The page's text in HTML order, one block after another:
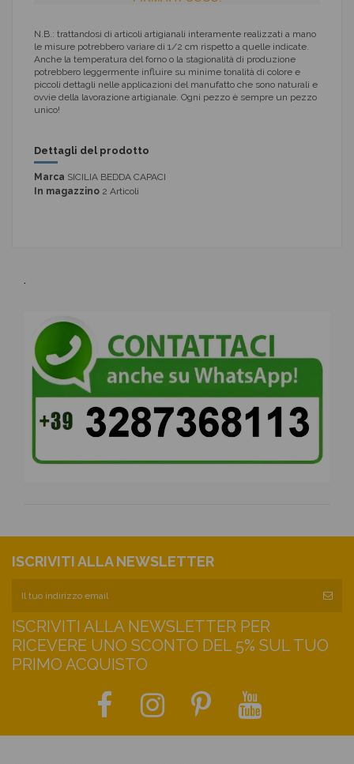
N.B.: trattandosi di articoli artigianali interamente realizzati a mano
le misure potrebbero variare di 1/2 cm rispetto a quelle indicate.
Anche la temperatura del forno o la stagionalità di produzione
potrebbero leggermente influire su minime tonalità di colore e
piccoli dettagli nelle applicazioni del manufatto che sono naturali e
ovvie della lavorazione artigianale. Ogni pezzo è sempre un pezzo
unico!
Dettagli del prodotto
Marca SICILIA BEDDA CAPACI
In magazzino 2 Articoli
ISCRIVITI ALLA NEWSLETTER
ISCRIVITI ALLA NEWSLETTER PER
RICEVERE UNO SCONTO DEL 5% SUL TUO
PRIMO ACQUISTO